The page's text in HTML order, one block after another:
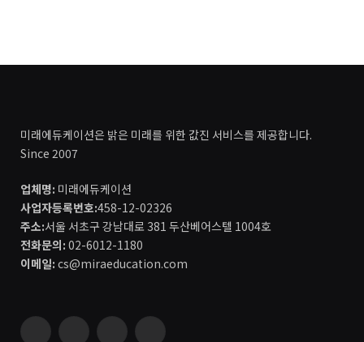
미래에듀케이션은 밝은 미래를 위한 값진 서비스를 제공합니다.
Since 2007
업체명: 미래에듀케이션
사업자등록번호:458-12-02326
주소:서울 서초구 강남대로 381 두산베어스텔 1004호
전화문의: 02-6012-1180
이메일: cs@miraeducation.com
InstagramVimeo YouTube RSS